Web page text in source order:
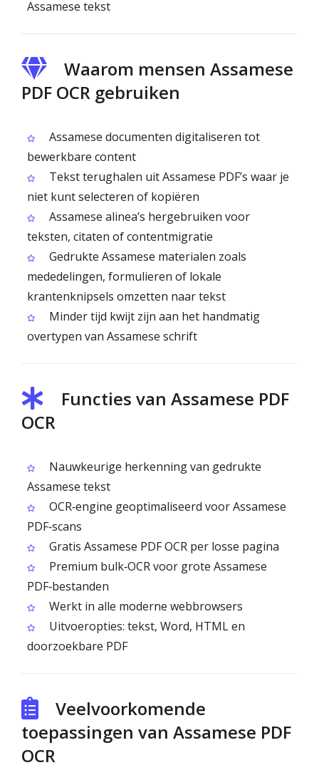
Assamese tekst
Waarom mensen Assamese
PDF OCR gebruiken
Assamese documenten digitaliseren tot
bewerkbare content
Tekst terughalen uit Assamese PDF’s waar je
niet kunt selecteren of kopiëren
Assamese alinea’s hergebruiken voor
teksten, citaten of contentmigratie
Gedrukte Assamese materialen zoals
mededelingen, formulieren of lokale
krantenknipsels omzetten naar tekst
Minder tijd kwijt zijn aan het handmatig
overtypen van Assamese schrift
Functies van Assamese PDF
OCR
Nauwkeurige herkenning van gedrukte
Assamese tekst
OCR‑engine geoptimaliseerd voor Assamese
PDF‑scans
Gratis Assamese PDF OCR per losse pagina
Premium bulk‑OCR voor grote Assamese
PDF‑bestanden
Werkt in alle moderne webbrowsers
Uitvoeropties: tekst, Word, HTML en
doorzoekbare PDF
Veelvoorkomende
toepassingen van Assamese PDF
OCR